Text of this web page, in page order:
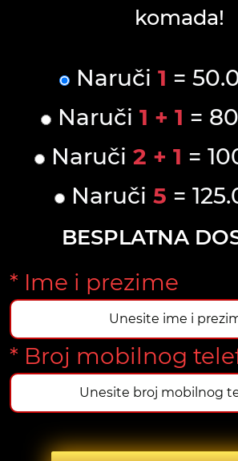
komada!
Naruči 1 =
Naruči 1 + 1 =
Naruči 2 + 1 =
Naruči 5 =
BESPLATNA
* Ime i prezime
* Broj mobilnog